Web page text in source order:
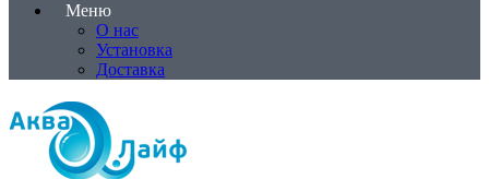
Меню
О нас
Установка
Доставка